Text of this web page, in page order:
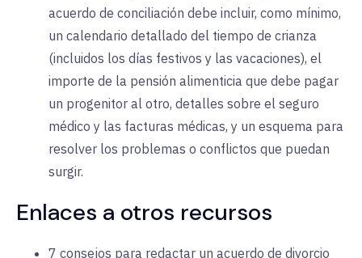
acuerdo de conciliación debe incluir, como mínimo,
un calendario detallado del tiempo de crianza
(incluidos los días festivos y las vacaciones), el
importe de la pensión alimenticia que debe pagar
un progenitor al otro, detalles sobre el seguro
médico y las facturas médicas, y un esquema para
resolver los problemas o conflictos que puedan
surgir.
Enlaces a otros recursos
7 consejos para redactar un acuerdo de divorcio